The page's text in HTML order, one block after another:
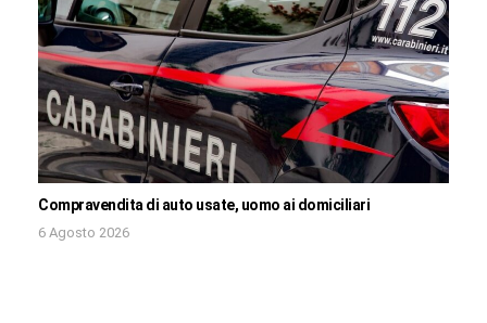
Compravendita di auto usate, uomo ai domiciliari
6 Agosto 2026